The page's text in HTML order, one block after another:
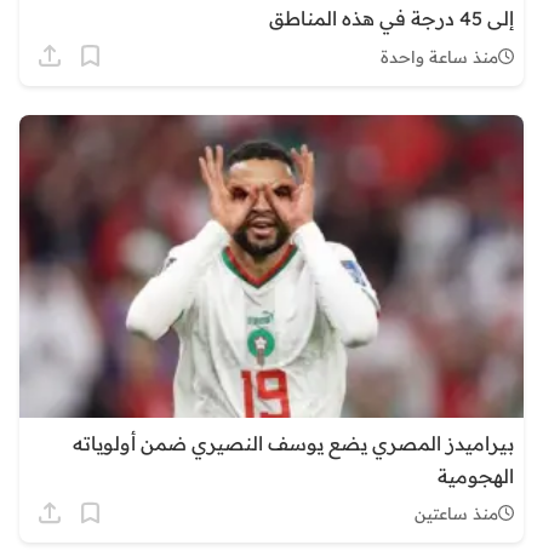
إلى 45 درجة في هذه المناطق
منذ ساعة واحدة
بيراميدز المصري يضع يوسف النصيري ضمن أولوياته
الهجومية
منذ ساعتين